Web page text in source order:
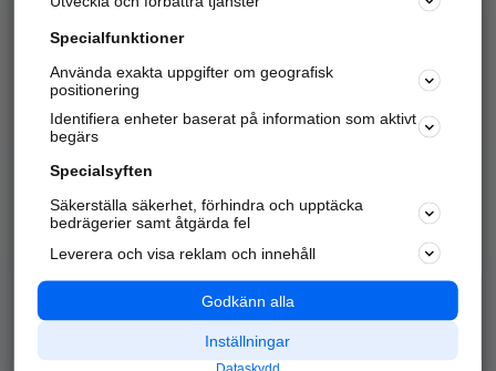
Marknadsför företaget
Kom igång och annonsera mot
samarbetspartners nära dig.
Alla kategorier
Populära sökningar
API & Kartor
Annonsera
Integritet
Nödnummer
Specialfunktioner
Använda exakta uppgifter om geografisk
positionering
Identifiera enheter baserat på information som aktivt
begärs
Specialsyften
Säkerställa säkerhet, förhindra och upptäcka
bedrägerier samt åtgärda fel
Leverera och visa reklam och innehåll
Godkänn alla
Inställningar
Dataskydd